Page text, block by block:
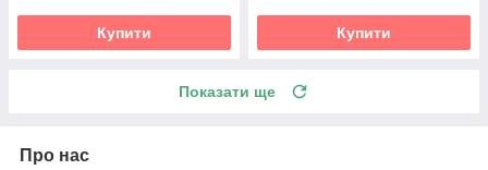
Купити Купити
Показати ще
Про нас